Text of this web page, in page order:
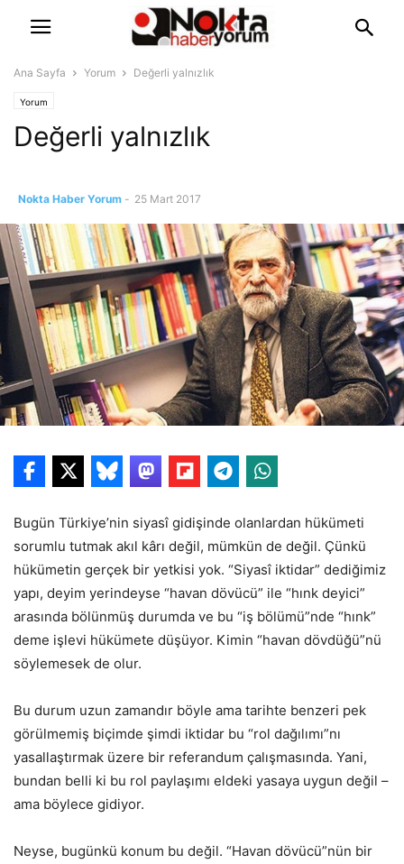
Ana Sayfa Yorum Değerli yalnızlık
Yorum
Değerli yalnızlık
Nokta Haber Yorum - 25 Mart 2017
Bugün Türkiye’nin siyasî gidişinde olanlardan hükümeti
sorumlu tutmak akıl kârı değil, mümkün de değil. Çünkü
hükümetin gerçek bir yetkisi yok. “Siyasî iktidar” dediğimiz
yapı, deyim yerindeyse “havan dövücü” ile “hınk deyici”
arasında bölünmüş durumda ve bu “iş bölümü”nde “hınk”
deme işlevi hükümete düşüyor. Kimin “havan dövdüğü”nü
söylemesek de olur.
Bu durum uzun zamandır böyle ama tarihte benzeri pek
görülmemiş biçimde şimdi iktidar bu “rol dağılımı”nı
yasallaştırmak üzere bir referandum çalışmasında. Yani,
bundan belli ki bu rol paylaşımı eldeki yasaya uygun değil –
ama böylece gidiyor.
Neyse, bugünkü konum bu değil. “Havan dövücü”nün bir